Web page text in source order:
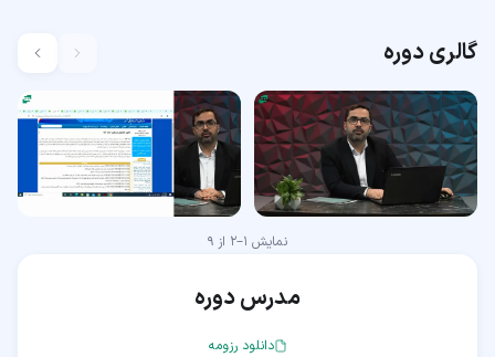
گالری دوره
نمایش 1
–
2 از 9
مدرس دوره
دانلود رزومه